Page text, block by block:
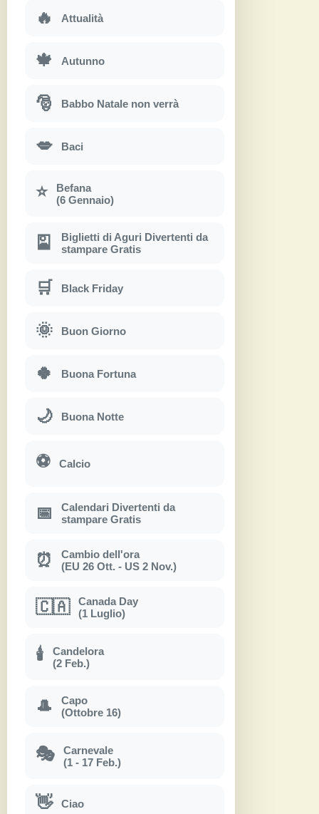
🔥 Attualità
🍁 Autunno
🎅 Babbo Natale non verrà
💋 Baci
⭐
Befana
(6 Gennaio)
🎴
Biglietti di Aguri Divertenti da
stampare Gratis
🛒 Black Friday
🌞 Buon Giorno
🍀 Buona Fortuna
🌙 Buona Notte
⚽ Calcio
📅
Calendari Divertenti da
stampare Gratis
⏰
Cambio dell'ora
(EU 26 Ott. - US 2 Nov.)
🇨🇦
Canada Day
(1 Luglio)
🕯
Candelora
(2 Feb.)
🎩
Capo
(Ottobre 16)
🎭
Carnevale
(1 - 17 Feb.)
👋 Ciao